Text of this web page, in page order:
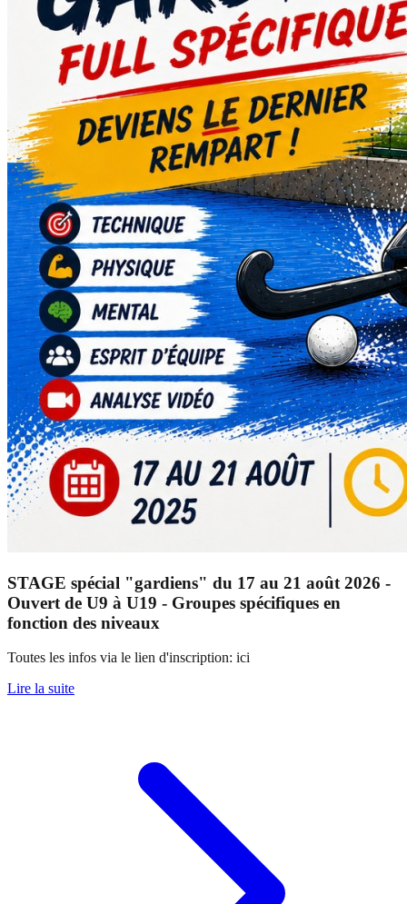
STAGE spécial "gardiens" du 17 au 21 août 2026 -
Ouvert de U9 à U19 - Groupes spécifiques en
fonction des niveaux
Toutes les infos via le lien d'inscription: ici
Lire la suite